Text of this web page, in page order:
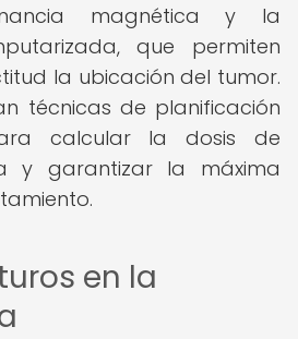
magnética y la
que permiten
la ubicación del tumor.
técnicas de planificación
calcular la dosis de
y garantizar la máxima
en la